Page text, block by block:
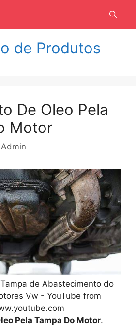
de Produtos
De Oleo Pela
Motor
Admin
de Abastecimento do
Vw - YouTube from
Pela Tampa Do Motor.